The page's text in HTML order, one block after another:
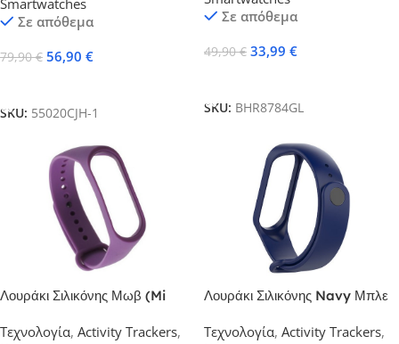
Σε απόθεμα
79,90€ 56,90 €
SKU: 55020CJH-1
Σε απόθεμα
49,90€ 33,99 €
SKU: BHR8784GL
Λουράκι Σιλικόνης Μωβ (Mi
Τεχνολογία, Activity Trackers,
Λουράκι Σιλικόνης Navy Μπλε
Τεχνολογία, Activity Trackers,